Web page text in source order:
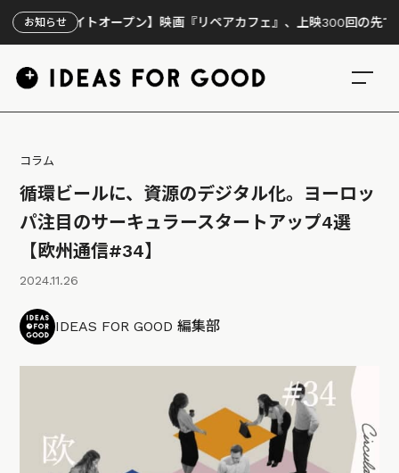
お知らせ
イトオープン】映画『リペアカフェ』、上映300回の先で見えてきた
コラム
循環ビールに、資源のデジタル化。ヨーロッ
パ注目のサーキュラースタートアップ4選
【欧州通信#34】
2024.11.26
IDEAS FOR GOOD 編集部